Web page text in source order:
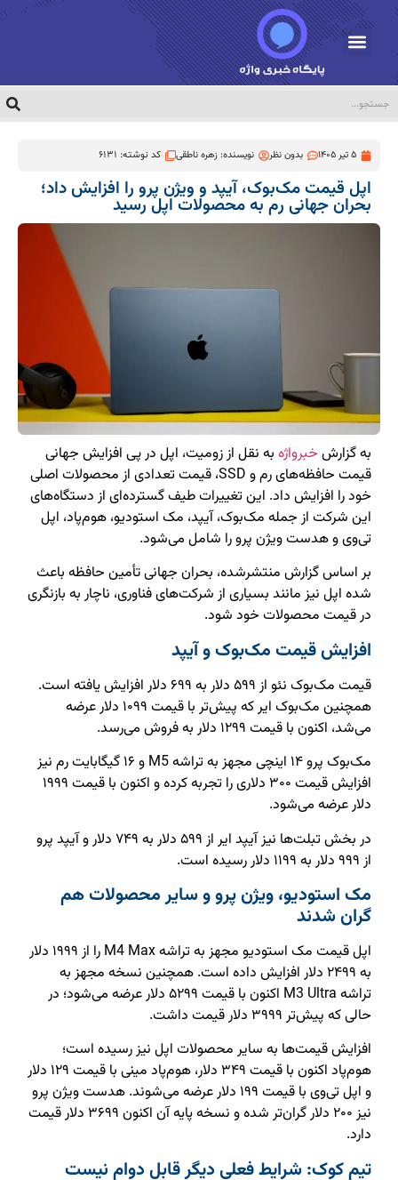
5 تیر 1405 بدون نظر نویسنده:زهره ناطقی کد نوشته: 6131
اپل قیمت مک‌بوک، آیپد و ویژن پرو را افزایش داد؛
بحران جهانی رم به محصولات اپل رسید
به گزارش خبرواژه به نقل از زومیت، اپل در پی افزایش جهانی
قیمت حافظه‌های رم و SSD، قیمت تعدادی از محصولات اصلی
خود را افزایش داد. این تغییرات طیف گسترده‌ای از دستگاه‌های
این شرکت از جمله مک‌بوک، آیپد، مک استودیو، هوم‌پاد، اپل
تی‌وی و هدست ویژن پرو را شامل می‌شود.
بر اساس گزارش منتشرشده، بحران جهانی تأمین حافظه باعث
شده اپل نیز مانند بسیاری از شرکت‌های فناوری، ناچار به بازنگری
در قیمت محصولات خود شود.
افزایش قیمت مک‌بوک و آیپد
قیمت مک‌بوک نئو از ۵۹۹ دلار به ۶۹۹ دلار افزایش یافته است.
همچنین مک‌بوک ایر که پیش‌تر با قیمت ۱۰۹۹ دلار عرضه
می‌شد، اکنون با قیمت ۱۲۹۹ دلار به فروش می‌رسد.
مک‌بوک پرو ۱۴ اینچی مجهز به تراشه M5 و ۱۶ گیگابایت رم نیز
افزایش قیمت ۳۰۰ دلاری را تجربه کرده و اکنون با قیمت ۱۹۹۹
دلار عرضه می‌شود.
در بخش تبلت‌ها نیز آیپد ایر از ۵۹۹ دلار به ۷۴۹ دلار و آیپد پرو
از ۹۹۹ دلار به ۱۱۹۹ دلار رسیده است.
مک استودیو، ویژن پرو و سایر محصولات هم
گران شدند
اپل قیمت مک استودیو مجهز به تراشه M4 Max را از ۱۹۹۹ دلار
به ۲۴۹۹ دلار افزایش داده است. همچنین نسخه مجهز به
تراشه M3 Ultra اکنون با قیمت ۵۲۹۹ دلار عرضه می‌شود؛ در
حالی که پیش‌تر ۳۹۹۹ دلار قیمت داشت.
افزایش قیمت‌ها به سایر محصولات اپل نیز رسیده است؛
هوم‌پاد اکنون با قیمت ۳۴۹ دلار، هوم‌پاد مینی با قیمت ۱۲۹ دلار
و اپل تی‌وی با قیمت ۱۹۹ دلار عرضه می‌شوند. هدست ویژن پرو
نیز ۲۰۰ دلار گران‌تر شده و نسخه پایه آن اکنون ۳۶۹۹ دلار قیمت
دارد.
تیم کوک: شرایط فعلی دیگر قابل دوام نیست